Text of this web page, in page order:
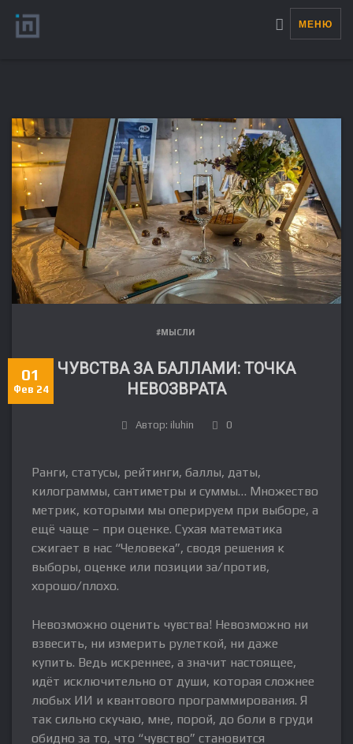
МЕНЮ
#МЫСЛИ
ЧУВСТВА ЗА БАЛЛАМИ: ТОЧКА
НЕВОЗВРАТА
01
Фев 24
Автор: iluhin 0
Ранги, статусы, рейтинги, баллы, даты,
килограммы, сантиметры и суммы… Множество
метрик, которыми мы оперируем при выборе, а
ещё чаще – при оценке. Сухая математика
сжигает в нас “Человека”, сводя решения к
выборы, оценке или позиции за/против,
хорошо/плохо.
Невозможно оценить чувства! Невозможно ни
взвесить, ни измерить рулеткой, ни даже
купить. Ведь искреннее, а значит настоящее,
идёт исключительно от души, которая сложнее
любых ИИ и квантового программирования. Я
так сильно скучаю, мне, порой, до боли в груди
обидно за то, что “чувство” становится